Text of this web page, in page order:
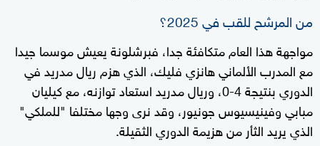
من المرشح للقب في 2025؟
مواجهة هذا العام متكافئة جدا، فبرشلونة يعيش موسما جيدا
مع المدرب الألماني هانزي فليك، الذي هزم ريال مدريد في
الدوري بنتيجة 4-0، وريال مدريد استعاد توازنه، مع كيليان
مبابي وفينيسيوس جونيور، وقد نرى وجها مختلفا "للملكي"
الذي يريد الثأر من هزيمة الدوري الثقيلة.